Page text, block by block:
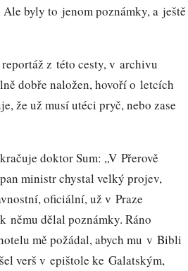
byly to jenom poznámky, a ještě
z této cesty, v archivu
dobře naložen, hovoří o letcích
že už musí utéci pryč, nebo zase
doktor Sum: „V Přerově
ministr chystal velký projev,
oficiální, už v Praze
němu dělal poznámky. Ráno
mě požádal, abych mu v Bibli
verš v epištole ke Galatským,